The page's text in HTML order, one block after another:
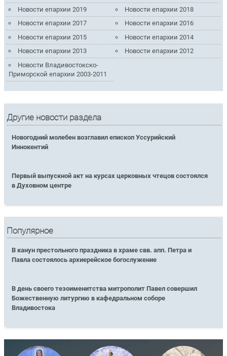
Новости епархии 2019
Новости епархии 2018
Новости епархии 2017
Новости епархии 2016
Новости епархии 2015
Новости епархии 2014
Новости епархии 2013
Новости епархии 2012
Новости Владивостокско-
Приморской епархии 2003-2011
Другие новости раздела
Новогодний молебен возглавил епископ Уссурийский
Иннокентий
Первый выпускной акт на курсах церковных чтецов состоялся
в Духовном центре
Популярное
В канун престольного праздника в храме свв. апп. Петра и
Павла состоялось архиерейское богослужение
В день своего тезоименитства митрополит Павел совершил
Божественную литургию в кафедральном соборе
Владивостока